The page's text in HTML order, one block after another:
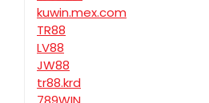
kuwin.mex.com
TR88
LV88
JW88
tr88.krd